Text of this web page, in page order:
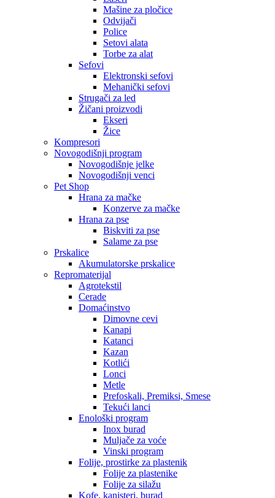
Mašine za pločice
Odvijači
Police
Setovi alata
Torbe za alat
Sefovi
Elektronski sefovi
Mehanički sefovi
Strugači za led
Žičani proizvodi
Ekseri
Žice
Kompresori
Novogodišnji program
Novogodišnje jelke
Novogodišnji venci
Pet Shop
Hrana za mačke
Konzerve za mačke
Hrana za pse
Biskviti za pse
Salame za pse
Prskalice
Akumulatorske prskalice
Repromaterijal
Agrotekstil
Cerade
Domaćinstvo
Dimovne cevi
Kanapi
Katanci
Kazan
Kotlići
Lonci
Metle
Prefoskali, Premiksi, Smese
Tekući lanci
Enološki program
Inox burad
Muljače za voće
Vinski program
Folije, prostirke za plastenik
Folije za plastenike
Folije za silažu
Kofe, kanisteri, burad